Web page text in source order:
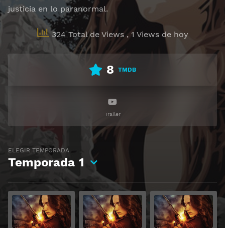
justicia en lo paranormal.
324 Total de Views , 1 Views de hoy
8 TMDB
Trailer
ELEGIR TEMPORADA
Temporada 1
Ver Ver